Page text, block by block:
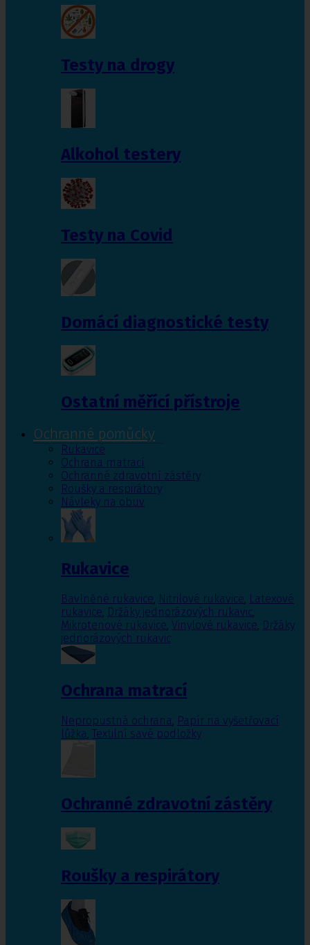
Testy na drogy
Alkohol testery
Testy na Covid
Domácí diagnostické testy
Ostatní měřící přístroje
Ochranné pomůcky
Rukavice
Ochrana matrací
Ochranné zdravotní zástěry
Roušky a respirátory
Návleky na obuv
Rukavice
Bavlněné rukavice, Nitrilové rukavice, Latexové
rukavice, Držáky jednorázových rukavic,
Mikrotenové rukavice, Vinylové rukavice, Držáky
jednorázových rukavic
Ochrana matrací
Nepropustná ochrana, Papír na vyšetřovací
lůžka, Textilní savé podložky
Ochranné zdravotní zástěry
Roušky a respirátory